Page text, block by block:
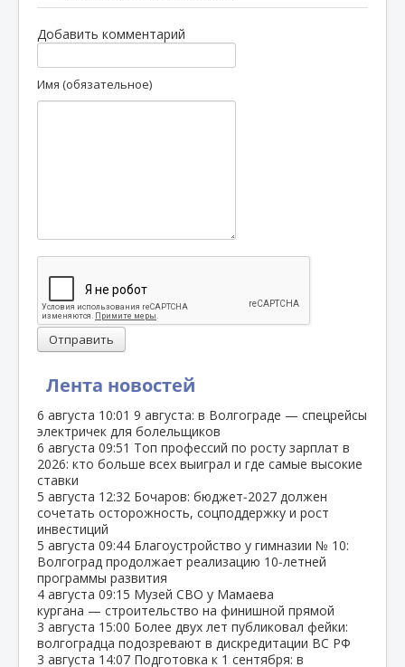
Лента новостей
6 августа 10:01 9 августа: в Волгограде — спецрейсы
электричек для болельщиков
6 августа 09:51 Топ профессий по росту зарплат в
2026: кто больше всех выиграл и где самые высокие
ставки
5 августа 12:32 Бочаров: бюджет‑2027 должен
сочетать осторожность, соцподдержку и рост
инвестиций
5 августа 09:44 Благоустройство у гимназии № 10:
Волгоград продолжает реализацию 10‑летней
программы развития
4 августа 09:15 Музей СВО у Мамаева
кургана — строительство на финишной прямой
3 августа 15:00 Более двух лет публиковал фейки:
волгоградца подозревают в дискредитации ВС РФ
3 августа 14:07 Подготовка к 1 сентября: в
Добавить комментарий
Имя (обязательное)
Отправить